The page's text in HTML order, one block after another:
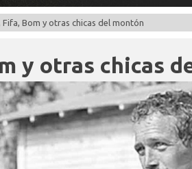
Fifa, Bom y otras chicas del montón
y otras chicas